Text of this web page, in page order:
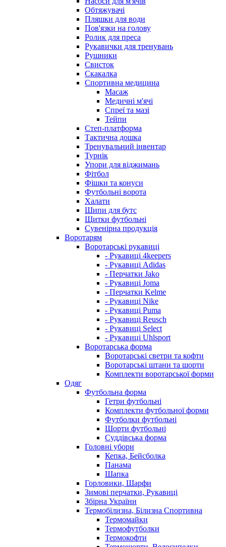
Обтяжувачі
Пляшки для води
Пов'язки на голову
Ролик для преса
Рукавички для тренувань
Рушники
Свисток
Скакалка
Спортивна медицина
Масаж
Медичні м'ячі
Спреї та мазі
Тейпи
Степ-платформа
Тактична дошка
Тренувальний інвентар
Турнік
Упори для віджимань
Фітбол
Фішки та конуси
Футбольні ворота
Халати
Шипи для бутс
Щитки футбольні
Сувенірна продукція
Воротарям
Воротарські рукавиці
- Рукавиці 4keepers
- Рукавиці Adidas
- Перчатки Jako
- Рукавиці Joma
- Перчатки Kelme
- Рукавиці Nike
- Рукавиці Puma
- Рукавиці Reusch
- Рукавиці Select
- Рукавиці Uhlsport
Воротарська форма
Воротарські светри та кофти
Воротарські штани та шорти
Комплекти воротарської форми
Одяг
Футбольна форма
Гетри футбольні
Комплекти футбольної форми
Футболки футбольні
Шорти футбольні
Суддівська форма
Головні убори
Кепка, Бейсболка
Панама
Шапка
Горловики, Шарфи
Зимові перчатки, Рукавиці
Збірна України
Термобілизна, Білизна Спортивна
Термомайки
Термофутболки
Термокофти